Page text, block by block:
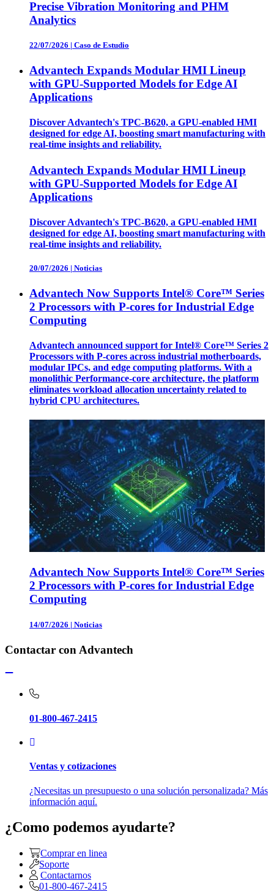
Precise Vibration Monitoring and PHM
Analytics
22/07/2026 | Caso de Estudio
Advantech Expands Modular HMI Lineup
with GPU-Supported Models for Edge AI
Applications
Discover Advantech's TPC-B620, a GPU-enabled HMI
designed for edge AI, boosting smart manufacturing with
real-time insights and reliability.
Advantech Expands Modular HMI Lineup
with GPU-Supported Models for Edge AI
Applications
Discover Advantech's TPC-B620, a GPU-enabled HMI
designed for edge AI, boosting smart manufacturing with
real-time insights and reliability.
20/07/2026 | Noticias
Advantech Now Supports Intel® Core™ Series
2 Processors with P-cores for Industrial Edge
Computing
Advantech announced support for Intel® Core™ Series 2
Processors with P-cores across industrial motherboards,
modular IPCs, and edge computing platforms. With a
monolithic Performance-core architecture, the platform
eliminates workload allocation uncertainty related to
hybrid CPU architectures.
Advantech Now Supports Intel® Core™ Series
2 Processors with P-cores for Industrial Edge
Computing
14/07/2026 | Noticias
Contactar con Advantech
01-800-467-2415
Ventas y cotizaciones
¿Necesitas un presupuesto o una solución personalizada? Más
información aquí.
¿Como podemos ayudarte?
Comprar en linea
Soporte
Contactarnos
01-800-467-2415